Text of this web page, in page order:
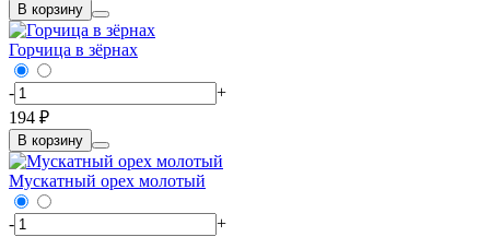
В корзину
Горчица в зёрнах
-
+
194 ₽
В корзину
Мускатный орех молотый
-
+